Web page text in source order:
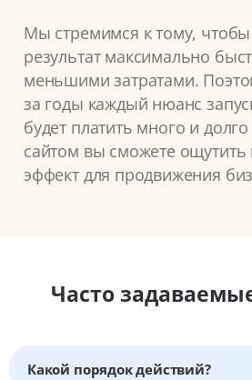
Мы стремимся к тому,
результат максимально
меньшими затратами.
за годы каждый нюанс
будет платить много и
сайтом вы сможете
эффект для продвижения
Часто
Какой порядок действий?